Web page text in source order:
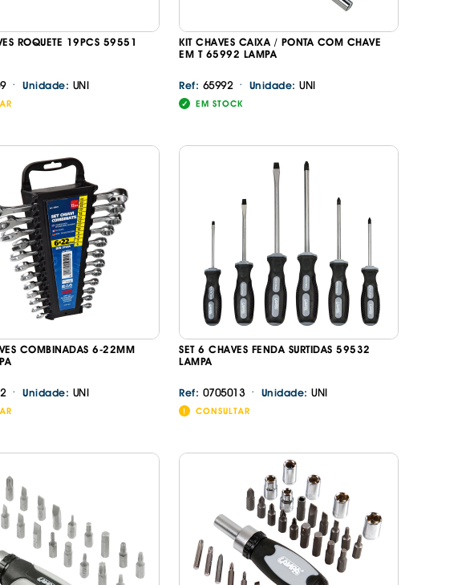
ROQUETE 19PCS 59551
· Unidade: UNI
KIT CHAVES CAIXA / PONTA COM CHAVE
EM T 65992 LAMPA
Ref: 65992 · Unidade:UNI
EM STOCK
COMBINADAS 6-22MM
· Unidade: UNI
SET 6 CHAVES FENDA SURTIDAS 59532
LAMPA
Ref: 0705013 · Unidade:UNI
CONSULTAR